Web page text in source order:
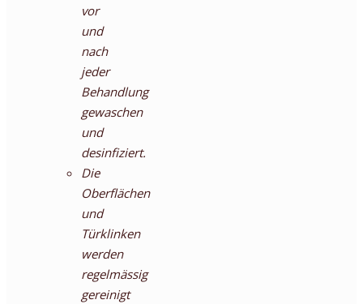
vor
und
nach
jeder
Behandlung
gewaschen
und
desinfiziert.
Die
Oberflächen
und
Türklinken
werden
regelmässig
gereinigt